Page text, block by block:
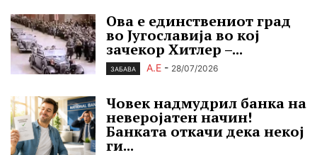
Ова е единствениот град
во Југославија во кој
зачекор Хитлер –...
ЗАБАВА А.Е - 28/07/2026
Човек надмудрил банка на
неверојатен начин!
Банката откачи дека некој
ги...